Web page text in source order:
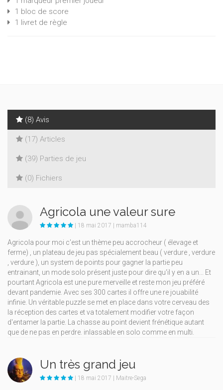
1 bloc de score
1 livret de règle
(8) Avis
(17) Articles
(39) Parties de jeu
(0) Fichiers
Agricola une valeur sure
| 18 mai 2017 | mamba114
Agricola pour moi c'est un thème peu accrocheur ( élevage et
ferme) , un plateau de jeu pas spécialement beau ( verdure , verdure
, verdure ), un system de points pour gagner la partie peu
entrainant, un mode solo présent juste pour dire qu'il y en a un... Et
pourtant Agricola est une pure merveille et reste mon jeu préféré
devant pandemie. Avec ses 300 cartes il offre une re jouabilité
infinie. Un véritable puzzle se met en place dans votre cerveau des
la réception des cartes et va totalement modifier votre façon
d'entamer la partie. La chasse au point devient frénétique autant
que de ne pas en perdre. inlassable en solo comme en multi.
Un très grand jeu
| 18 mai 2017 | Maitre-Sega